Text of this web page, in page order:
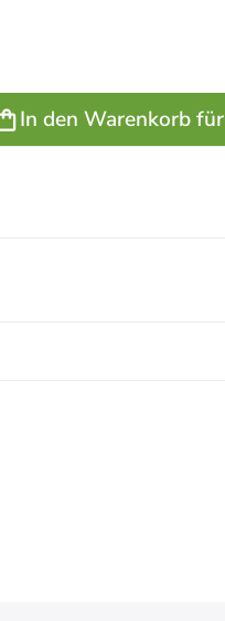
In den Warenkorb für